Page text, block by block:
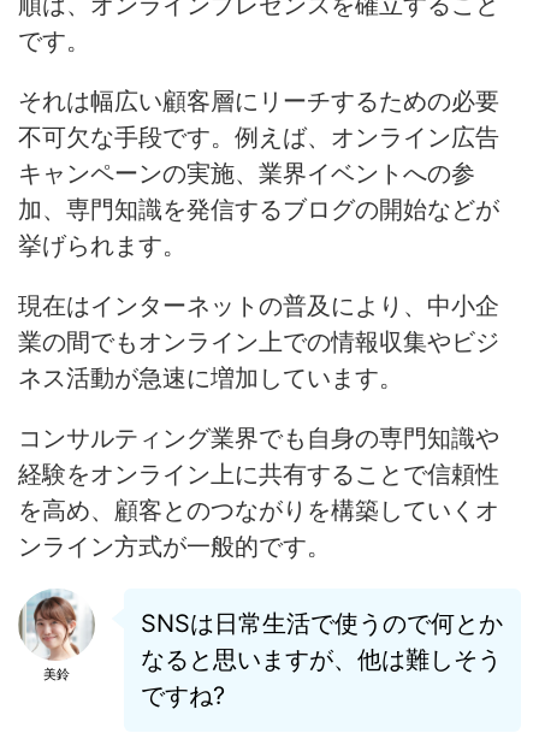
です。
それは幅広い顧客層にリーチするための必要
不可欠な手段です。例えば、オンライン広告
キャンペーンの実施、業界イベントへの参
加、専門知識を発信するブログの開始などが
挙げられます。
現在はインターネットの普及により、中小企
業の間でもオンライン上での情報収集やビジ
ネス活動が急速に増加しています。
コンサルティング業界でも自身の専門知識や
経験をオンライン上に共有することで信頼性
を高め、顧客とのつながりを構築していくオ
ンライン方式が一般的です。
美鈴
SNSは日常生活で使うので何とか
なると思いますが、他は難しそう
ですね?